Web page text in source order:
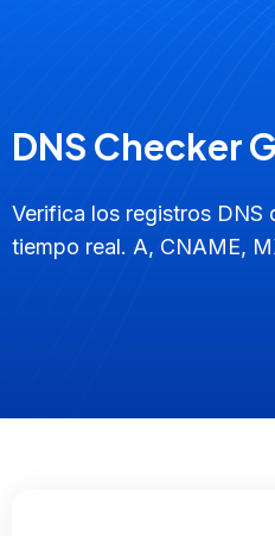
DNS Checker
Verifica los registros DNS
tiempo real. A, CNAME,